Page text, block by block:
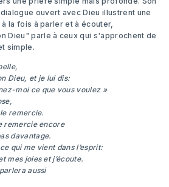
ouvert avec Dieu illustrent une
la fois à parler et à écouter,
Dieu" parle à ceux qui s'approchent de
simple.
Dieu, et je lui dis:
moi ce que vous voulez »
remercie.
remercie encore
davantage.
qui me vient dans l’esprit:
mes joies et j’écoute.
aussi